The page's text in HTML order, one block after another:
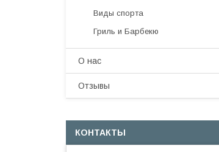
Виды спорта
Гриль и Барбекю
О нас
Отзывы
КОНТАКТЫ